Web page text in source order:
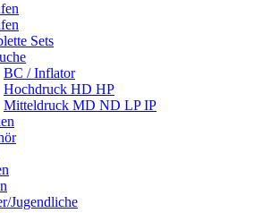
Sets
BC / Inflator
Hochdruck HD HP
Mitteldruck MD ND LP IP
Jugendliche